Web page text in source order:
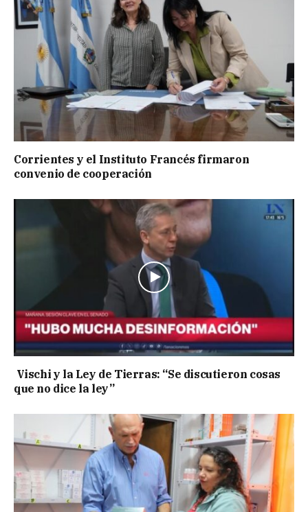
Corrientes y el Instituto Francés firmaron
convenio de cooperación
Vischi y la Ley de Tierras: “Se discutieron cosas
que no dice la ley”